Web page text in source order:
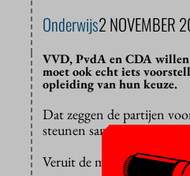
Onderwijs2 NOVEMBER
VVD, PvdA en CDA willen
moet ook echt iets
opleiding van hun keuze.
Dat zeggen de partijen
steunen samen een plan
Veruit de meeste